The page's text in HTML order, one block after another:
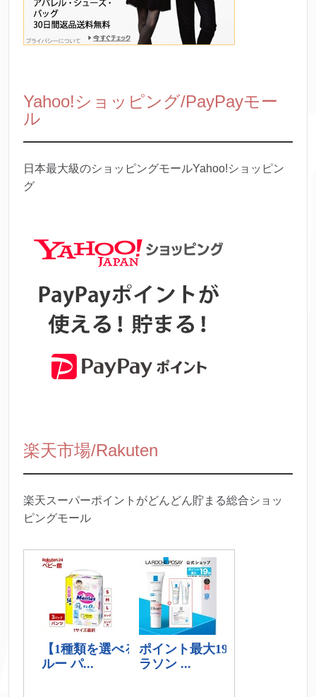
Yahoo!ショッピング/PayPayモー
ル
日本最大級のショッピングモールYahoo!ショッピン
グ
楽天市場/Rakuten
楽天スーパーポイントがどんどん貯まる総合ショッ
ピングモール